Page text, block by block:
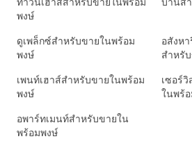
ทาวน์เฮาส์สำหรับขายในพร้อม
พงษ์
บ้านส
ดูเพล็กซ์สำหรับขายในพร้อม
พงษ์
อสังห
สำหรั
เพนท์เฮาส์สำหรับขายในพร้อม
พงษ์
เซอร์
ในพร้
อพาร์ทเมนท์สำหรับขายใน
พร้อมพงษ์